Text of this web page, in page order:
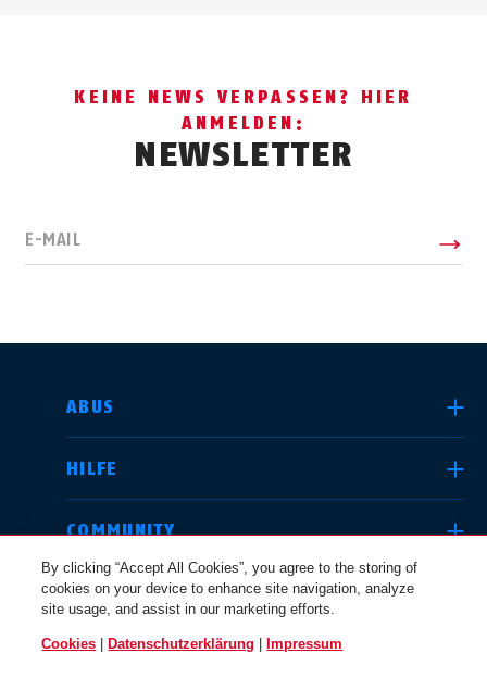
KEINE NEWS VERPASSEN? HIER
ANMELDEN:
NEWSLETTER
E-MAIL
ABUS
HILFE
COMMUNITY
RECHTLICHES
LAND AUSWÄHLEN
Deutschland
By clicking “Accept All Cookies”, you agree to the storing of
cookies on your device to enhance site navigation, analyze
site usage, and assist in our marketing efforts.
Cookies Datenschutzerklärung Impressum